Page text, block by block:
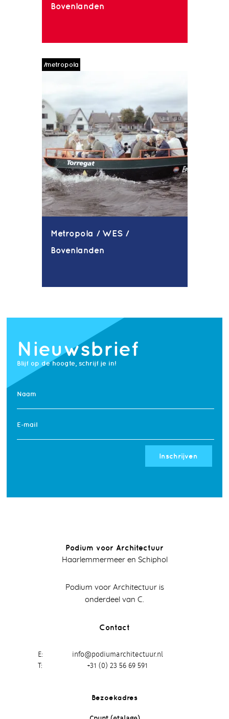
Bovenlanden
/metropola
Metropola / WES /
Bovenlanden
Nieuwsbrief
Blijf op de hoogte, schrijf je in!
Naam
E-mail
Inschrijven
Podium voor Architectuur
Haarlemmermeer en Schiphol
Podium voor Architectuur is
onderdeel van C.
Contact
E
info@podiumarchitectuur.nl
+31 (0) 23 56 69 591
Bezoekadres